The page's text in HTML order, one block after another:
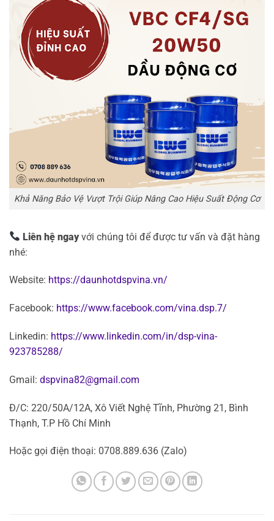
Khả Năng Bảo Vệ Vượt Trội Giúp Nâng Cao Hiệu Suất Động Cơ
Liên hệ ngayvới chúng tôi để được tư vấn và đặt hàng
nhé:
Website: https://daunhotdspvina.vn/
Facebook: https://www.facebook.com/vina.dsp.7/
Linkedin: https://www.linkedin.com/in/dsp-vina-
923785288/
Gmail: dspvina82@gmail.com
Đ/C: 220/50A/12A, Xô Viết Nghệ Tĩnh, Phường 21, Bình
Thạnh, T.P Hồ Chí Minh
Hoặc gọi điện thoại: 0708.889.636 (Zalo)